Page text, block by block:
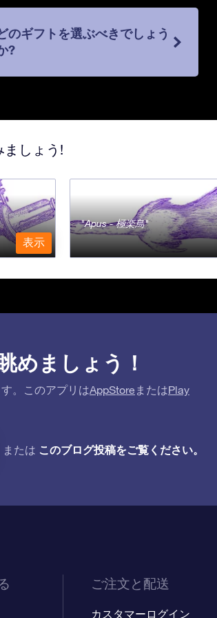
のギフトを選ぶべきでしょう
?
ましょう!
表示
Apus - 極楽鳥
めましょう！
。このアプリはAppStore またはPlay
または このブログ投稿をご覧ください。
ご注文と配送
カスタマーログイン